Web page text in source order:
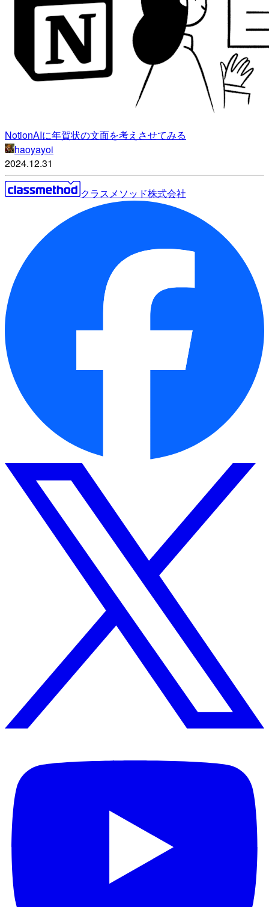
NotionAIに年賀状の文面を考えさせてみる
haoyayoi
2024.12.31
クラスメソッド株式会社